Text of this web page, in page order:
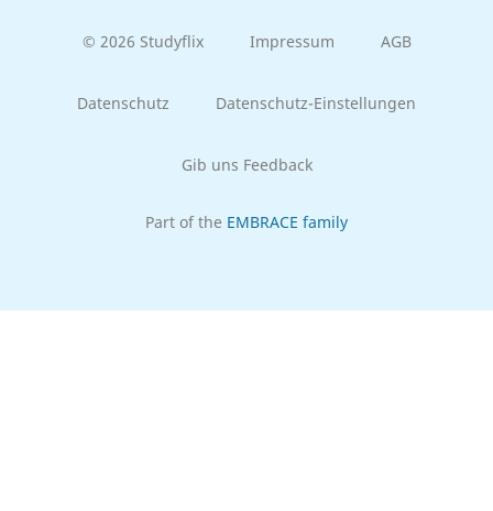
© 2026 Studyflix Impressum AGB
Datenschutz Datenschutz-Einstellungen
Gib uns Feedback
Part of the EMBRACE family